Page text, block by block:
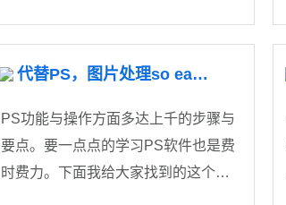
代替PS，图片处理so easy。
PS功能与操作方面多达上千的步骤与
要点。要一点点的学习PS软件也是费
时费力。下面我给大家找到的这个工